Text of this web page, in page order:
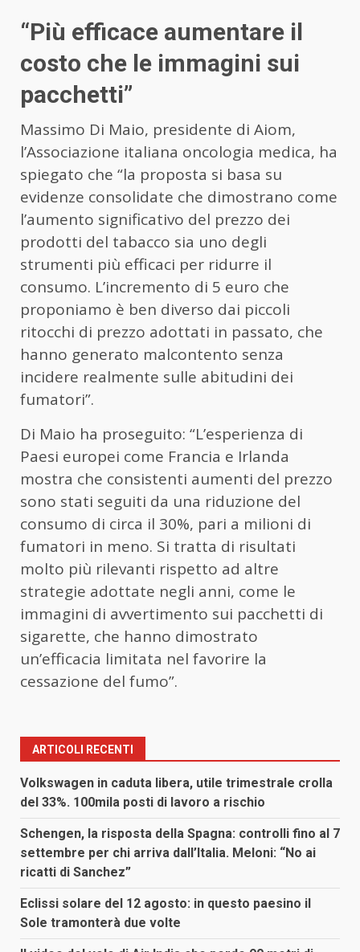
“Più efficace aumentare il
costo che le immagini sui
pacchetti”
Massimo Di Maio, presidente di Aiom,
l’Associazione italiana oncologia medica, ha
spiegato che “la proposta si basa su
evidenze consolidate che dimostrano come
l’aumento significativo del prezzo dei
prodotti del tabacco sia uno degli
strumenti più efficaci per ridurre il
consumo. L’incremento di 5 euro che
proponiamo è ben diverso dai piccoli
ritocchi di prezzo adottati in passato, che
hanno generato malcontento senza
incidere realmente sulle abitudini dei
fumatori”.
Di Maio ha proseguito: “L’esperienza di
Paesi europei come Francia e Irlanda
mostra che consistenti aumenti del prezzo
sono stati seguiti da una riduzione del
consumo di circa il 30%, pari a milioni di
fumatori in meno. Si tratta di risultati
molto più rilevanti rispetto ad altre
strategie adottate negli anni, come le
immagini di avvertimento sui pacchetti di
sigarette, che hanno dimostrato
un’efficacia limitata nel favorire la
cessazione del fumo”.
ARTICOLI RECENTI
Volkswagen in caduta libera, utile trimestrale crolla
del 33%. 100mila posti di lavoro a rischio
Schengen, la risposta della Spagna: controlli fino al 7
settembre per chi arriva dall’Italia. Meloni: “No ai
ricatti di Sanchez”
Eclissi solare del 12 agosto: in questo paesino il
Sole tramonterà due volte